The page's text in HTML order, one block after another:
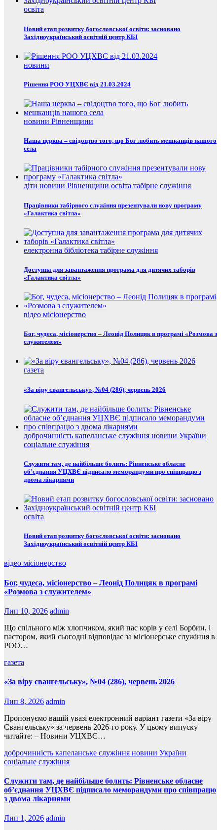
освіта
Новий етап розвитку богословської освіти: засновано
Західноукраїнський освітній центр КБІ
новини
Рішення РОО УЦХВЄ від 21.03.2024
новини Рівненщини
Наша церква – свідоцтво того, що Бог любить мешканців нашого
села
діти новини Рівненщини освіта табірне служіння
Працівники табірного служіння презентували нову програму
«Галактика світла»
електронна бібліотека табірне служіння
Доступна для завантаження програма для дитячих таборів
«Галактика світла»
відео місіонерство
Бог, чудеса, місіонерство – Леонід Полицяк в програмі «Розмова з
служителем»
газета
«За віру євангельську», №04 (286), червень 2026
доброчинність капеланське служіння новини України
соціальне служіння
Служити там, де найбільше болить: Рівненське обласне
об’єднання УЦХВЄ підписало меморандуми про співпрацю з
двома лікарнями
освіта
Новий етап розвитку богословської освіти: засновано
Західноукраїнський освітній центр КБІ
відео місіонерство
Бог, чудеса, місіонерство – Леонід Полицяк в програмі
«Розмова з служителем»
Лип 10, 2026 admin
Що спільного між хлопчиком, який пас корів у селі Борбин, і
пастором, який сьогодні відповідає за місіонерське служіння в
РОО…
газета
«За віру євангельську», №04 (286), червень 2026
Лип 8, 2026 admin
Пропонуємо вашій увазі електронний варіант газети «За віру
Євангельську» за червень 2026-го року. У цьому випуску
читайте: – Новини УЦХВЄ…
доброчинність капеланське служіння новини України
соціальне служіння
Служити там, де найбільше болить: Рівненське обласне
об’єднання УЦХВЄ підписало меморандуми про співпрацю
з двома лікарнями
Лип 1, 2026 admin